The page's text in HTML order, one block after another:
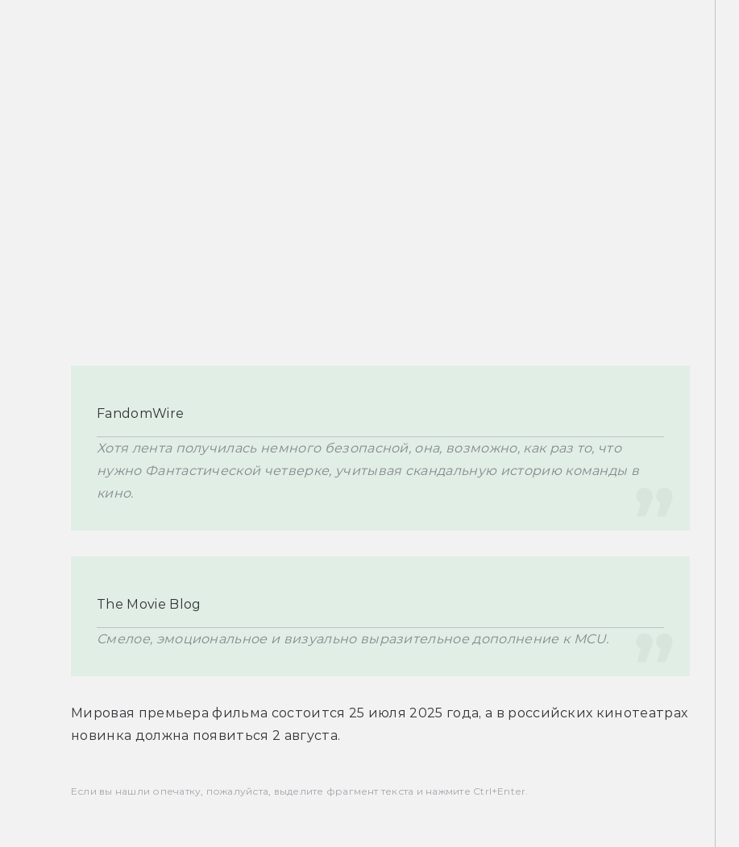
FandomWire
Хотя лента получилась немного безопасной, она, возможно, как раз то, что
нужно Фантастической четверке, учитывая скандальную историю команды в
кино.
The Movie Blog
Смелое, эмоциональное и визуально выразительное дополнение к MCU.
Мировая премьера фильма состоится 25 июля 2025 года, а в российских кинотеатрах
новинка должна появиться 2 августа.
Если вы нашли опечатку, пожалуйста, выделите фрагмент текста и нажмите Ctrl+Enter.